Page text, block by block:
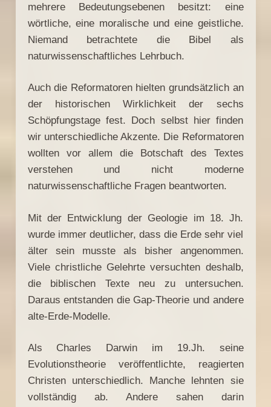
mehrere Bedeutungsebenen besitzt: eine
wörtliche, eine moralische und eine geistliche.
Niemand betrachtete die Bibel als
naturwissenschaftliches Lehrbuch.
Auch die Reformatoren hielten grundsätzlich an
der historischen Wirklichkeit der sechs
Schöpfungstage fest. Doch selbst hier finden
wir unterschiedliche Akzente. Die Reformatoren
wollten vor allem die Botschaft des Textes
verstehen und nicht moderne
naturwissenschaftliche Fragen beantworten.
Mit der Entwicklung der Geologie im 18. Jh.
wurde immer deutlicher, dass die Erde sehr viel
älter sein musste als bisher angenommen.
Viele christliche Gelehrte versuchten deshalb,
die biblischen Texte neu zu untersuchen.
Daraus entstanden die Gap-Theorie und andere
alte-Erde-Modelle.
Als Charles Darwin im 19.Jh. seine
Evolutionstheorie veröffentlichte, reagierten
Christen unterschiedlich. Manche lehnten sie
vollständig ab. Andere sahen darin